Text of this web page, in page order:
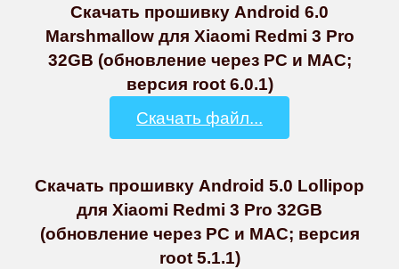
Скачать прошивку Android 6.0
Marshmallow для Xiaomi Redmi 3 Pro
32GB (обновление через PC и MAC;
версия root 6.0.1)
Скачать файл...
Скачать прошивку Android 5.0 Lollipop
для Xiaomi Redmi 3 Pro 32GB
(обновление через PC и MAC; версия
root 5.1.1)